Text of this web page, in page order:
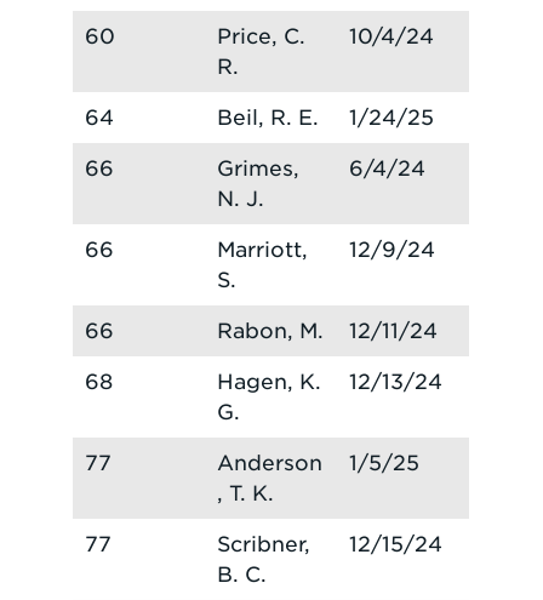
60
Price, C.
R.
10/4/24
64 Beil, R. E. 1/24/25
66
Grimes,
N. J.
6/4/24
66
Marriott,
S.
12/9/24
66 Rabon, M. 12/11/24
68
Hagen, K.
G.
12/13/24
77
Anderson
, T. K.
1/5/25
77
Scribner,
B. C.
12/15/24